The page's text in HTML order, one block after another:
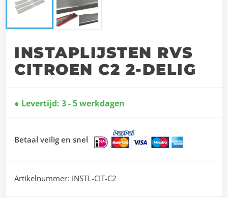
INSTAPLIJSTEN RVS
CITROEN C2 2-DELIG
Levertijd: 3 - 5 werkdagen
Betaal veilig en snel
Artikelnummer: INSTL-CIT-C2